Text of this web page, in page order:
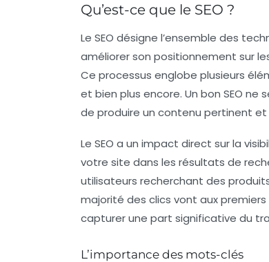
Qu’est-ce que le SEO ?
Le SEO désigne l’ensemble des
améliorer son positionnement sur
Ce processus englobe plusieurs
et bien plus encore. Un bon SEO
de produire un contenu pertinent
Le SEO a un impact direct sur la
votre site dans les résultats de
utilisateurs recherchant des
majorité des clics vont aux
capturer une part significative du
L’importance des mots-clés